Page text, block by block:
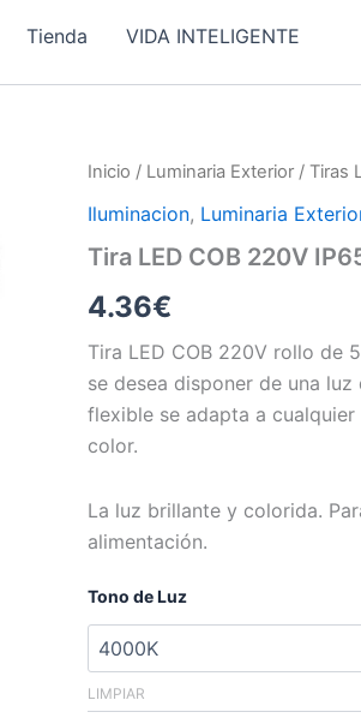
Tienda VIDA INTELIGENTE
Inicio / Luminaria Exterior / Tiras
Iluminacion, Luminaria
Tira LED COB 220V
4.36€
Tira LED COB 220V rollo de
se desea disponer de una
flexible se adapta a
color.
La luz brillante y colorida.
alimentación.
Tono de Luz
LIMPIAR